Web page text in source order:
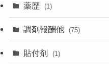
薬歴 (1)
調剤報酬他 (75)
貼付剤 (1)